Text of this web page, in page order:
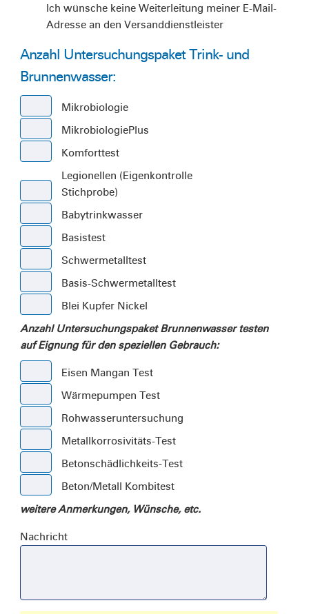
Ich wünsche keine Weiterleitung meiner E-Mail-
Adresse an den Versanddienstleister
Anzahl Untersuchungspaket Trink- und
Brunnenwasser:
Mikrobiologie
MikrobiologiePlus
Komforttest
Legionellen (Eigenkontrolle
Stichprobe)
Babytrinkwasser
Basistest
Schwermetalltest
Basis-Schwermetalltest
Blei Kupfer Nickel
Anzahl Untersuchungspaket Brunnenwasser testen
auf Eignung für den speziellen Gebrauch:
Eisen Mangan Test
Wärmepumpen Test
Rohwasseruntersuchung
Metallkorrosivitäts-Test
Betonschädlichkeits-Test
Beton/Metall Kombitest
weitere Anmerkungen, Wünsche, etc.
Nachricht